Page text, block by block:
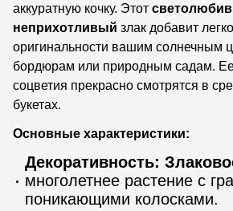
аккуратную кочку. Этот
неприхотливый злак добавит
оригинальности вашим солнечным
бордюрам или природным садам.
соцветия прекрасно смотрятся в
букетах.
Основные характеристики:
Декоративность:
многолетнее растение с
поникающими колосками.